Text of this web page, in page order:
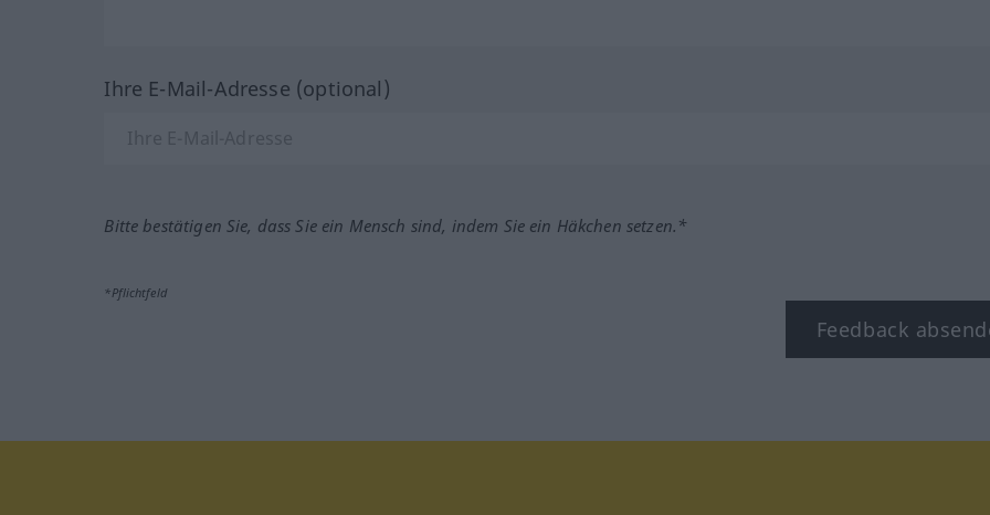
Ihre E-Mail-Adresse (optional)
Bitte bestätigen Sie, dass Sie ein Mensch sind, indem Sie ein Häkchen setzen.*
*Pflichtfeld
Feedback